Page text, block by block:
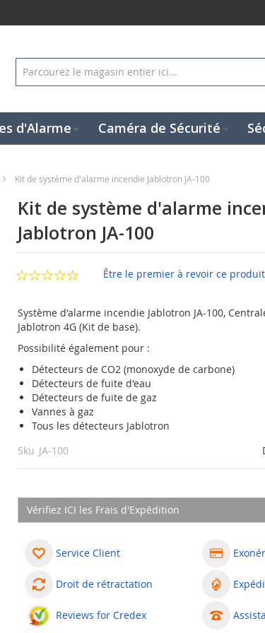
d'Alarme Caméra de Sécurité
Kit de système d'alarme incendie Jablotron JA-100
Kit de système d'alarme
Jablotron JA-100
Être le premier à revoir ce produit
Système d'alarme incendie Jablotron JA-100,
Jablotron 4G (Kit de base).
Possibilité également pour :
Détecteurs de CO2 (monoxyde de carbone)
Détecteurs de fuite d'eau
Détecteurs de fuite de gaz
Vannes à gaz
Tous les détecteurs Jablotron
Sku JA-100
Vérifiez ICI les Frais d'Expédition
Service Client
Droit de rétractation
Reviews for Credex